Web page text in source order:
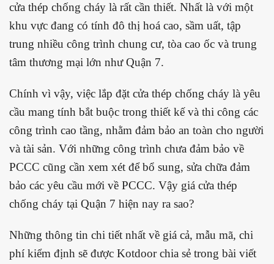
cửa thép chống cháy là rất cần thiết. Nhất là với một
khu vực đang có tính đô thị hoá cao, sầm uất, tập
trung nhiều công trình chung cư, tòa cao ốc và trung
tâm thương mại lớn như Quận 7.
Chính vì vậy, việc lắp đặt cửa thép chống cháy là yêu
cầu mang tính bắt buộc trong thiết kế và thi công các
công trình cao tầng, nhằm đảm bảo an toàn cho người
và tài sản. Với những công trình chưa đảm bảo về
PCCC cũng cần xem xét để bổ sung, sửa chữa đảm
bảo các yêu cầu mới về PCCC. Vậy giá cửa thép
chống cháy tại Quận 7 hiện nay ra sao?
Những thông tin chi tiết nhất về giá cả, mẫu mã, chi
phí kiểm định sẽ được Kotdoor chia sẻ trong bài viết